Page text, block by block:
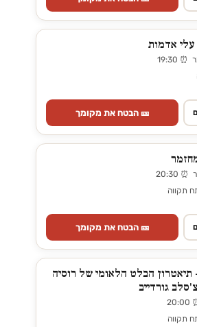
עלי אדמות
🎫 הבטח את מקומך
תקווה
🎫 הבטח את מקומך
תיאטרון הבלט הלאומי של רוסיה
גורדייב
תקווה